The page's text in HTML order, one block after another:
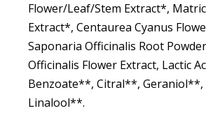
Flower/Leaf/Stem Extract*,
Extract*, Centaurea Cyanus
Saponaria Officinalis Root
Officinalis Flower Extract, Lactic
Benzoate**, Citral**,
Linalool**.